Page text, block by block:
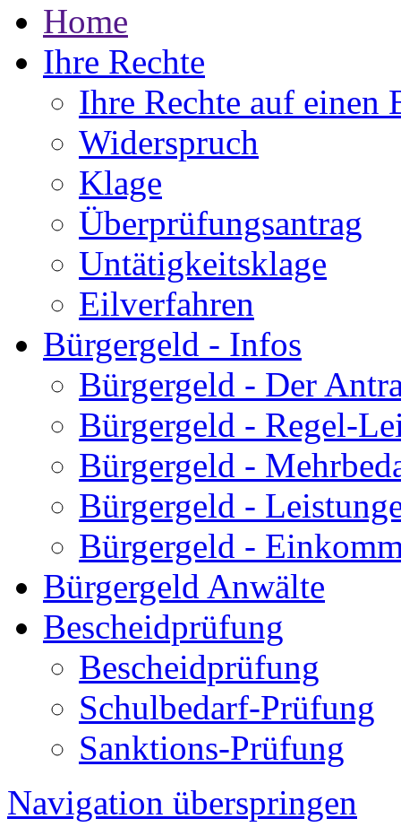
Home
Ihre Rechte
Ihre Rechte auf einen
Widerspruch
Klage
Überprüfungsantrag
Untätigkeitsklage
Eilverfahren
Bürgergeld - Infos
Bürgergeld - Der
Bürgergeld - Regel-
Bürgergeld -
Bürgergeld -
Bürgergeld -
Bürgergeld Anwälte
Bescheidprüfung
Bescheidprüfung
Schulbedarf-Prüfung
Sanktions-Prüfung
Navigation überspringen